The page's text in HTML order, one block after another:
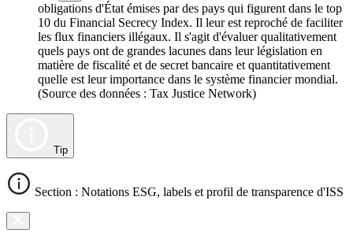
obligations d'État émises par des pays qui figurent dans le top
10 du Financial Secrecy Index. Il leur est reproché de faciliter
les flux financiers illégaux. Il s'agit d'évaluer qualitativement
quels pays ont de grandes lacunes dans leur législation en
matière de fiscalité et de secret bancaire et quantitativement
quelle est leur importance dans le système financier mondial.
(Source des données : Tax Justice Network)
Tip
Section : Notations ESG, labels et profil de transparence d'ISS